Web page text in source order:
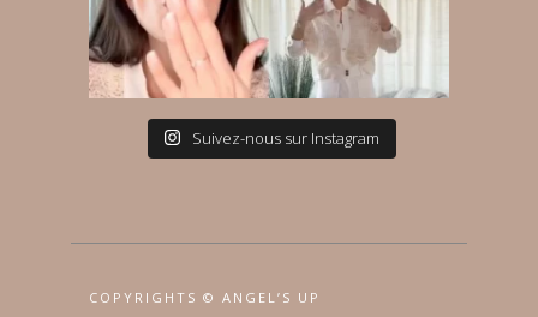
Suivez-nous sur Instagram
COPYRIGHTS © ANGEL’S UP